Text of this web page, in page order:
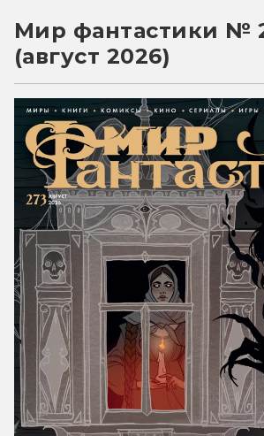
Мир фантастики №
(август 2026)